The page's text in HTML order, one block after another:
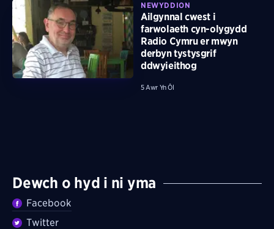
NEWYDDION
Ailgynnal cwest i
farwolaeth cyn-olygydd
Radio Cymru er mwyn
derbyn tystysgrif
ddwyieithog
5 Awr Yn Ôl
Dewch o hyd i ni yma
Facebook
Twitter